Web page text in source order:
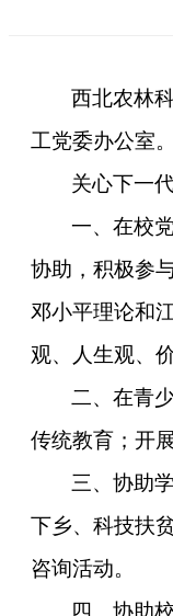
西北农林
工党委办公室。
关心下一
一、在校
协助，积极参
邓小平理论和
观、人生观、
二、在青
传统教育；开
三、协助
下乡、科技扶
咨询活动。
四、协助